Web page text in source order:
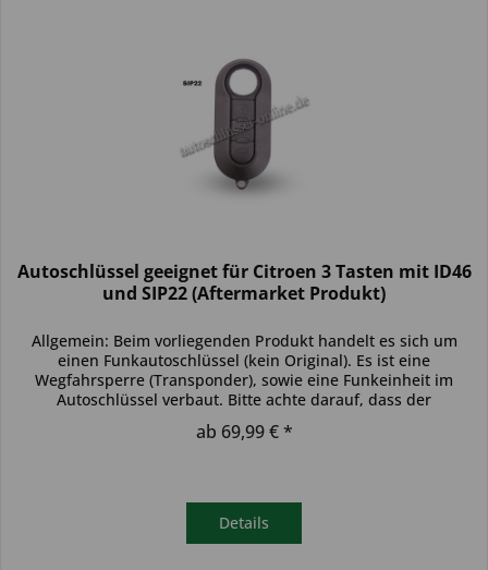
Autoschlüssel geeignet für Citroen 3 Tasten mit ID46
und SIP22 (Aftermarket Produkt)
Allgemein: Beim vorliegenden Produkt handelt es sich um
einen Funkautoschlüssel (kein Original). Es ist eine
Wegfahrsperre (Transponder), sowie eine Funkeinheit im
Autoschlüssel verbaut. Bitte achte darauf, dass der
Autoschlüssel deinem...
ab 69,99 € *
Details